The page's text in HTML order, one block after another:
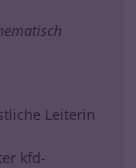
Leiterin
kfd-